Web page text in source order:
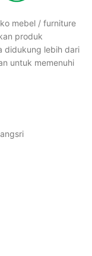
mebel / furniture
produk
didukung lebih dari
untuk memenuhi